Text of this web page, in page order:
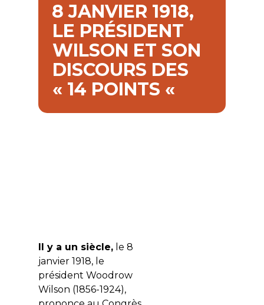
8 JANVIER 1918,
LE PRÉSIDENT
WILSON ET SON
DISCOURS DES
« 14 POINTS «
Il y a un siècle,le 8
janvier 1918, le
président Woodrow
Wilson (1856-1924),